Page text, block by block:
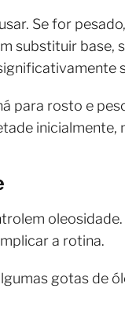
Se for
substituir base,
para rosto e
inicialmente,
a rotina.
gotas de